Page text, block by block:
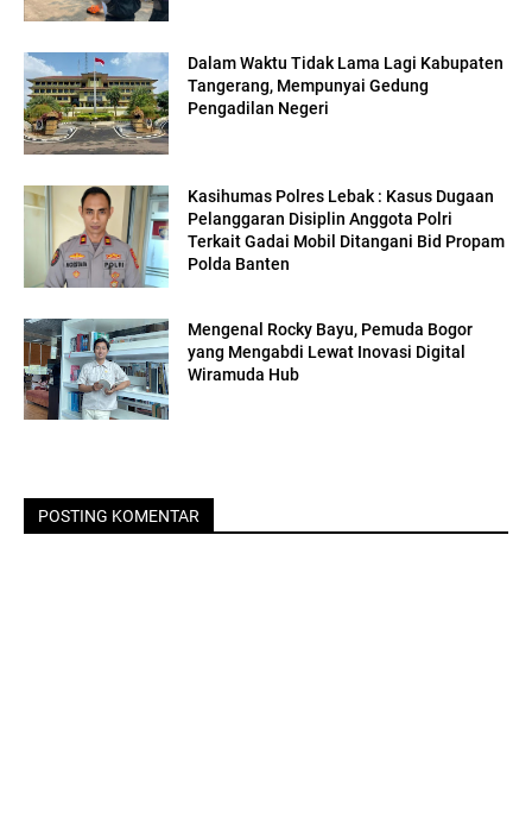
Dalam Waktu Tidak Lama Lagi Kabupaten
Tangerang, Mempunyai Gedung
Pengadilan Negeri
Kasihumas Polres Lebak : Kasus Dugaan
Pelanggaran Disiplin Anggota Polri
Terkait Gadai Mobil Ditangani Bid Propam
Polda Banten
Mengenal Rocky Bayu, Pemuda Bogor
yang Mengabdi Lewat Inovasi Digital
Wiramuda Hub
POSTING KOMENTAR